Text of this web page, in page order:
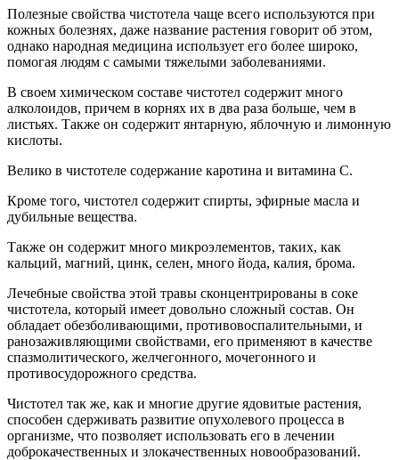
Полезные свойства чистотела чаще всего используются при
кожных болезнях, даже название растения говорит об этом,
однако народная медицина использует его более широко,
помогая людям с самыми тяжелыми заболеваниями.
В своем химическом составе чистотел содержит много
алколоидов, причем в корнях их в два раза больше, чем в
листьях. Также он содержит янтарную, яблочную и лимонную
кислоты.
Велико в чистотеле содержание каротина и витамина С.
Кроме того, чистотел содержит спирты, эфирные масла и
дубильные вещества.
Также он содержит много микроэлементов, таких, как
кальций, магний, цинк, селен, много йода, калия, брома.
Лечебные свойства этой травы сконцентрированы в соке
чистотела, который имеет довольно сложный состав. Он
обладает обезболивающими, противовоспалительными, и
ранозаживляющими свойствами, его применяют в качестве
спазмолитического, желчегонного, мочегонного и
противосудорожного средства.
Чистотел так же, как и многие другие ядовитые растения,
способен сдерживать развитие опухолевого процесса в
организме, что позволяет использовать его в лечении
доброкачественных и злокачественных новообразований.